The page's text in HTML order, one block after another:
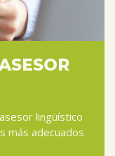
lingüístico
más adecuados